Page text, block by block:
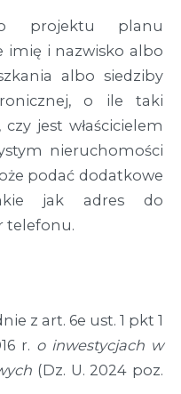
projektu planu
imię i nazwisko albo
albo siedziby
o ile taki
jest właścicielem
nieruchomości
podać dodatkowe
jak adres do
telefonu.
z art. 6e ust. 1 pkt 1
r. o inwestycjach w
(Dz. U. 2024 poz.